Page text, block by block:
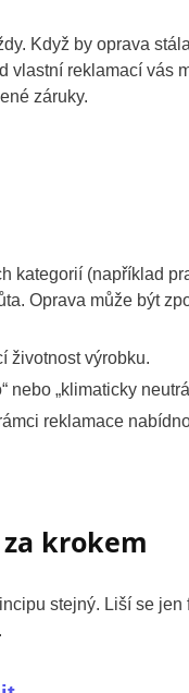
Když by oprava
vlastní reklamací vás
záruky.
kategorií (například
Oprava může být
životnost výrobku.
„klimaticky
reklamace
krokem
stejný. Liší se